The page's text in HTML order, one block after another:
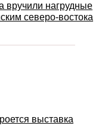
вручили нагрудные
северо-востока
выставка